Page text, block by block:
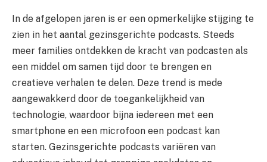
In de afgelopen jaren is er een opmerkelijke stijging te
zien in het aantal gezinsgerichte podcasts. Steeds
meer families ontdekken de kracht van podcasten als
een middel om samen tijd door te brengen en
creatieve verhalen te delen. Deze trend is mede
aangewakkerd door de toegankelijkheid van
technologie, waardoor bijna iedereen met een
smartphone en een microfoon een podcast kan
starten. Gezinsgerichte podcasts variëren van